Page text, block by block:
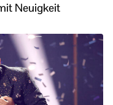
Neuigkeit